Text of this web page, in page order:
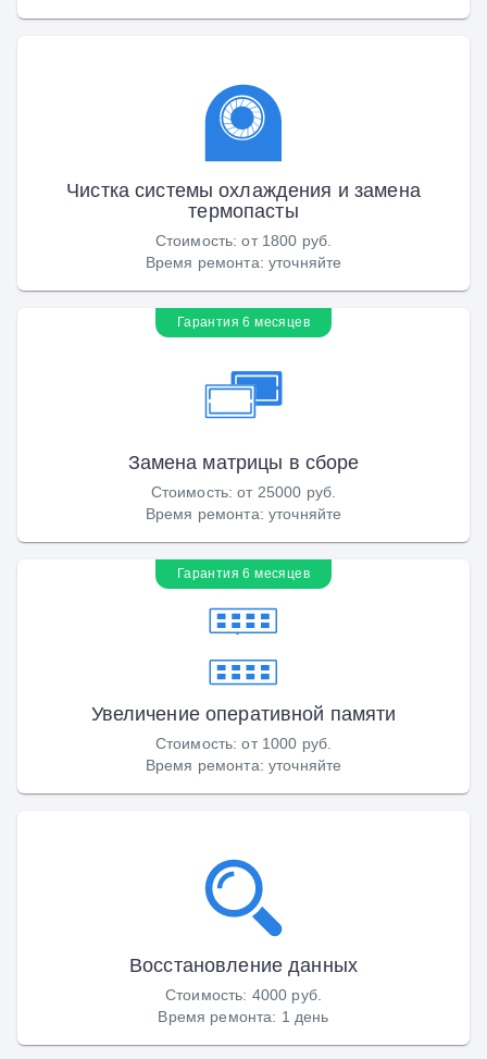
Чистка системы охлаждения и замена
термопасты
Стоимость:от 1800 руб.
Время ремонта: уточняйте
Гарантия 6 месяцев
Замена матрицы в сборе
Стоимость:от 25000 руб.
Время ремонта: уточняйте
Гарантия 6 месяцев
Увеличение оперативной памяти
Стоимость:от 1000 руб.
Время ремонта: уточняйте
Восстановление данных
Стоимость: 4000 руб.
Время ремонта: 1 день